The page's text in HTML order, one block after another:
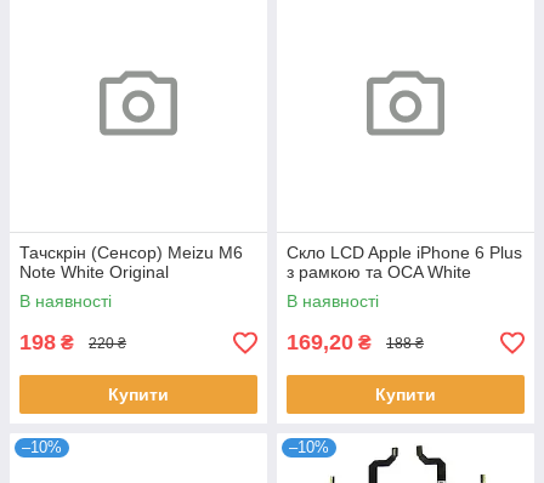
Тачскрін (Сенсор) Meizu M6
Note White Original
В наявності
198 ₴ 220 ₴
Купити
Скло LCD Apple iPhone 6 Plus
з рамкою та OCA White
В наявності
169,20 ₴ 188 ₴
Купити
–10% –10%